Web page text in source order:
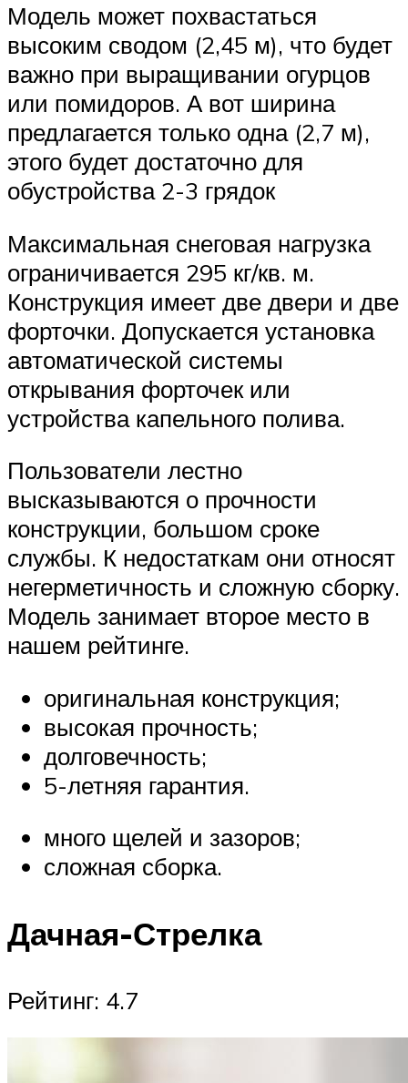
Модель может похвастаться
высоким сводом (2,45 м), что будет
важно при выращивании огурцов
или помидоров. А вот ширина
предлагается только одна (2,7 м),
этого будет достаточно для
обустройства 2-3 грядок
Максимальная снеговая нагрузка
ограничивается 295 кг/кв. м.
Конструкция имеет две двери и две
форточки. Допускается установка
автоматической системы
открывания форточек или
устройства капельного полива.
Пользователи лестно
высказываются о прочности
конструкции, большом сроке
службы. К недостаткам они относят
негерметичность и сложную сборку.
Модель занимает второе место в
нашем рейтинге.
оригинальная конструкция;
высокая прочность;
долговечность;
5-летняя гарантия.
много щелей и зазоров;
сложная сборка.
Дачная-Стрелка
Рейтинг: 4.7